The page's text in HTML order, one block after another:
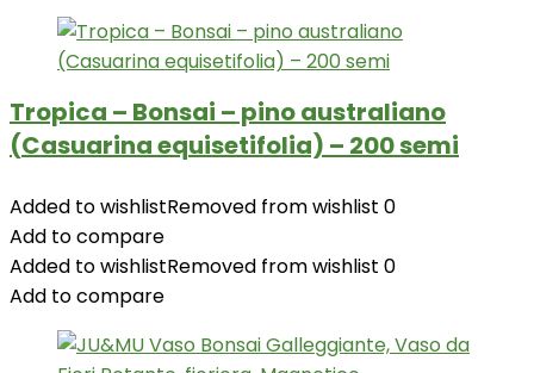
Tropica – Bonsai – pino australiano
(Casuarina equisetifolia) – 200 semi
Added to wishlistRemoved from wishlist 0
Add to compare
Added to wishlistRemoved from wishlist 0
Add to compare